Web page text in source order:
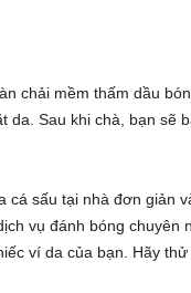
chải mềm thấm dầu
da. Sau khi chà, bạn sẽ
cá sấu tại nhà đơn giản
vụ đánh bóng
ví da của bạn. Hãy